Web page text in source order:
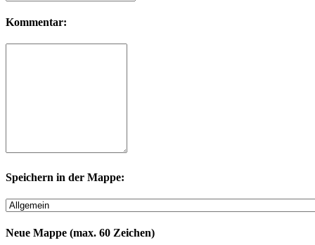
Kommentar:
Speichern in der Mappe:
Neue Mappe (max. 60 Zeichen)